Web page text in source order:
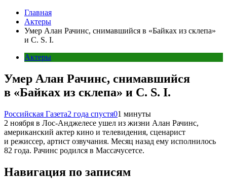
Главная
Актеры
Умер Алан Рачинс, снимавшийся в «Байках из склепа»
и C. S. I.
Актеры
Умер Алан Рачинс, снимавшийся
в «Байках из склепа» и C. S. I.
Российская Газета2 года спустя01 минуты
2 ноября в Лос-Анджелесе ушел из жизни Алан Рачинс,
американский актер кино и телевидения, сценарист
и режиссер, артист озвучания. Месяц назад ему исполнилось
82 года. Рачинс родился в Массачусетсе.
Навигация по записям